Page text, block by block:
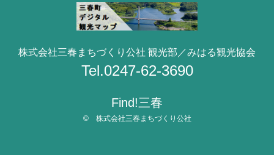
株式会社三春まちづくり公社 観光部／みはる観光協会
Tel.0247-62-3690
Find!三春
© 株式会社三春まちづくり公社